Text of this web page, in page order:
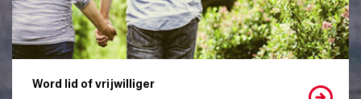
Word lid of vrijwilliger